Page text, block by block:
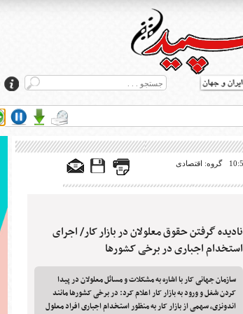
گروه: اقتصادی
نادیده گرفتن حقوق معلولان در بازار کار/ اجرای
استخدام اجباری در برخی کشورها
سازمان جهانی کار با اشاره به مشکلات و مسائل معلولان در پیدا
کردن شغل و ورود به بازار کار اعلام کرد: در برخی کشورها مانند
اندونزی، سهمی از بازار کار به منظور استخدام اجباری افراد معلول